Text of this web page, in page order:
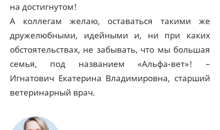
на достигнутом!
А коллегам желаю, оставаться такими же
дружелюбными, идейными и, ни при каких
обстоятельствах, не забывать, что мы большая
семья, под названием «Альфа-вет»! –
Игнатович Екатерина Владимировна, старший
ветеринарный врач.